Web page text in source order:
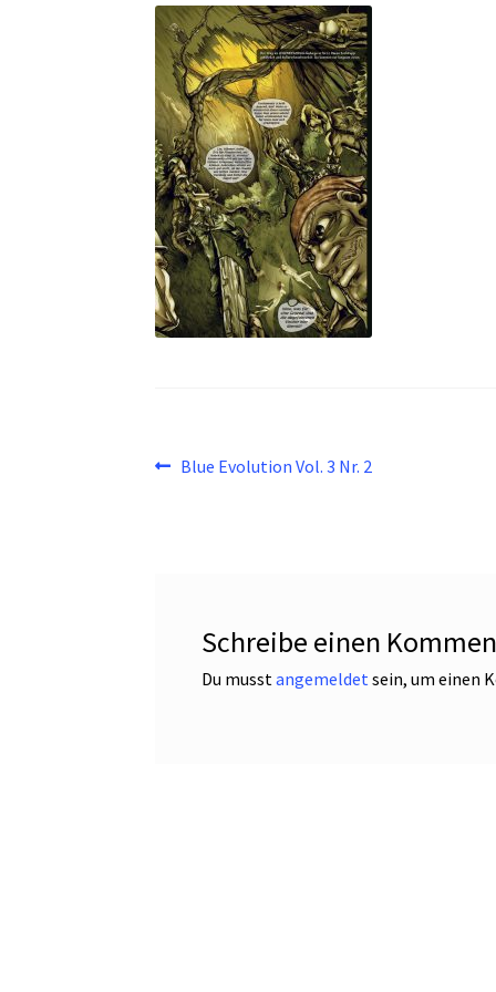
Beitragsnavigation
Vorheriger
Blue Evolution Vol. 3 Nr. 2
Schreibe einen
Du musst angemeldet sein, um einen